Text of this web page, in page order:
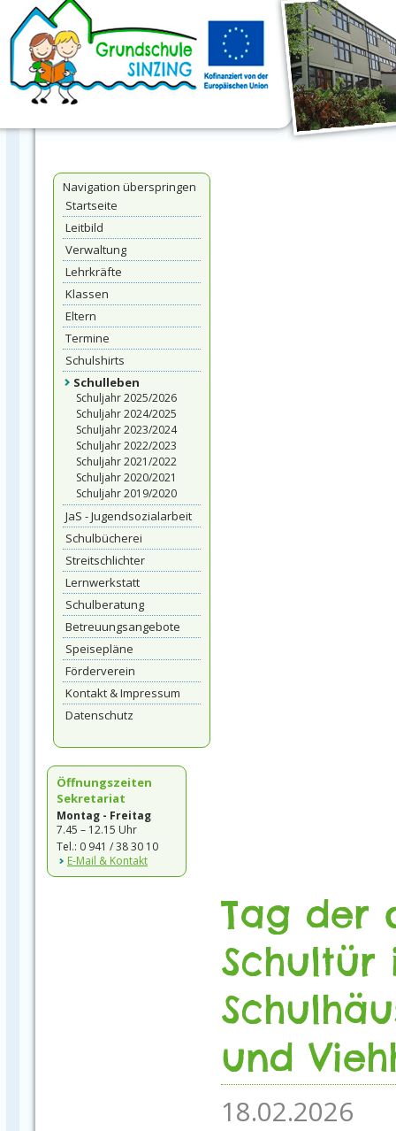
Navigation überspringen
Startseite
Leitbild
Verwaltung
Lehrkräfte
Klassen
Eltern
Termine
Schulshirts
Schulleben
Schuljahr 2025/2026
Schuljahr 2024/2025
Schuljahr 2023/2024
Schuljahr 2022/2023
Schuljahr 2021/2022
Schuljahr 2020/2021
Schuljahr 2019/2020
JaS - Jugendsozialarbeit
Schulbücherei
Streitschlichter
Lernwerkstatt
Schulberatung
Betreuungsangebote
Speisepläne
Förderverein
Kontakt & Impressum
Datenschutz
Öffnungszeiten
Sekretariat
Montag - Freitag
7.45 – 12.15 Uhr
Tel.: 0 941 / 38 30 10
E-Mail & Kontakt
Tag der
Schultür
und
18.02.2026